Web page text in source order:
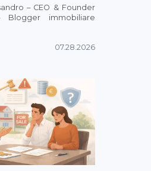
– CEO & Founder
Blogger immobiliare
07.28.2026